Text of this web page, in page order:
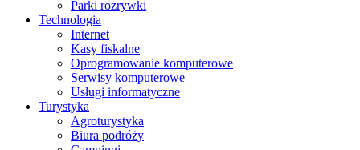
Parki rozrywki
Technologia
Internet
Kasy fiskalne
Oprogramowanie komputerowe
Serwisy komputerowe
Usługi informatyczne
Turystyka
Agroturystyka
Biura podróży